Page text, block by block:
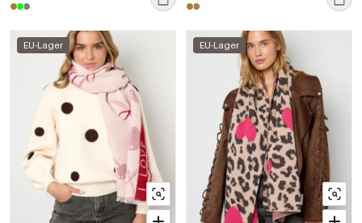
EU-Lager EU-Lager